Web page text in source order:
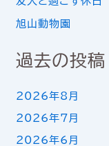
旭山動物園
過去の投稿
2026年8月
2026年7月
2026年6月